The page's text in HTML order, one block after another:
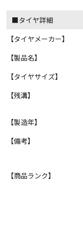
■タイヤ詳細
【タイヤメーカー】
【製品名】
【タイヤサイズ】
【残溝】
【製造年】
【備考】
【商品ランク】